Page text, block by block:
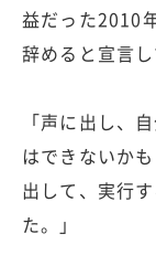
益だった2010
辞めると宣言し
「声に出し、
はできないか
出して、実行
た。」